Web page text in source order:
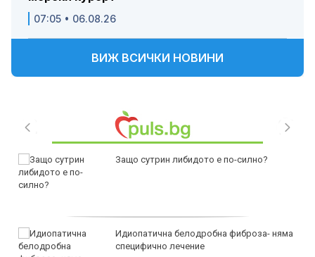
07:05 • 06.08.26
ВИЖ ВСИЧКИ НОВИНИ
Защо сутрин либидото е по-силно?
Идиопатична белодробна фиброза- няма
специфично лечение